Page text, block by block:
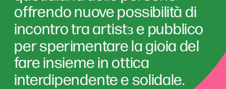
offrendo nuove possibilità di
incontro tra artistɜ e pubblico
per sperimentare la gioia del
fare insieme in ottica
interdipendente e solidale.